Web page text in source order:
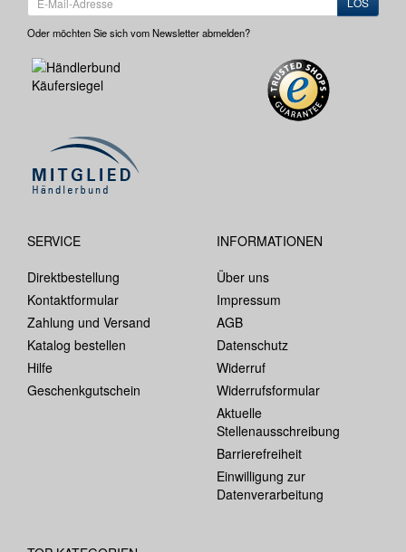
Oder möchten Sie sich vom Newsletter abmelden?
SERVICE
Direktbestellung
Kontaktformular
Zahlung und Versand
Katalog bestellen
Hilfe
Geschenkgutschein
INFORMATIONEN
Über uns
Impressum
AGB
Datenschutz
Widerruf
Widerrufsformular
Aktuelle
Stellenausschreibung
Barrierefreiheit
Einwilligung zur
Datenverarbeitung